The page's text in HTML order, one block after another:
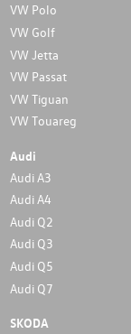
VW Polo
VW Golf
VW Jetta
VW Passat
VW Tiguan
VW Touareg
Audi
Audi A3
Audi A4
Audi Q2
Audi Q3
Audi Q5
Audi Q7
SKODA